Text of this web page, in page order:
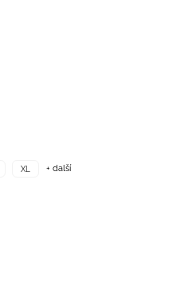
XL + další